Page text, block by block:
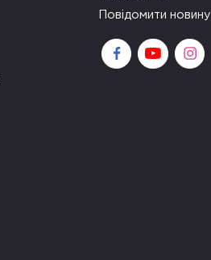
Повідомити новину